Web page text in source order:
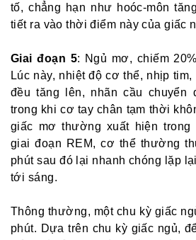
tố, chẳng hạn như hoóc-môn
tiết ra vào thời điểm này của giấc
Giai đoạn 5: Ngủ mơ, chiếm
Lúc này, nhiệt độ cơ thể, nhịp
đều tăng lên, nhãn cầu chuyển
trong khi cơ tay chân tạm thời
giấc mơ thường xuất hiện trong
giai đoạn REM, cơ thể thường
phút sau đó lại nhanh chóng lặp
tới sáng.
Thông thường, một chu kỳ giấc
phút. Dựa trên chu kỳ giấc ngủ,